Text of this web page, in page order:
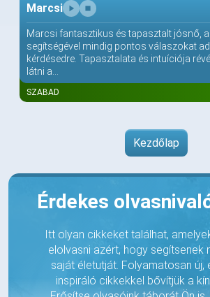
Marcsi
Marcsi fantasztikus és tapasztalt jósnő,
segítségével mindig pontos válaszokat
kérdésedre. Tapasztalata és intuíciója
látni a...
SZABAD
Kezdőlap
Érdekes
Itt olyan cikkeket találhat,
elolvasni azért, hogy segítsenek
saját életutját. Folyamatosan új,
inspiráló cikkekkel bővítjük a